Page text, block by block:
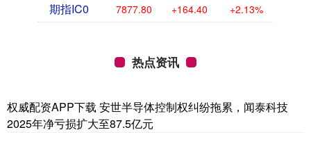
期指IC0 7877.80 +164.40 +2.13%
热点资讯
权威配资APP下载 安世半导体控制权纠纷拖累，闻泰科技
2025年净亏损扩大至87.5亿元